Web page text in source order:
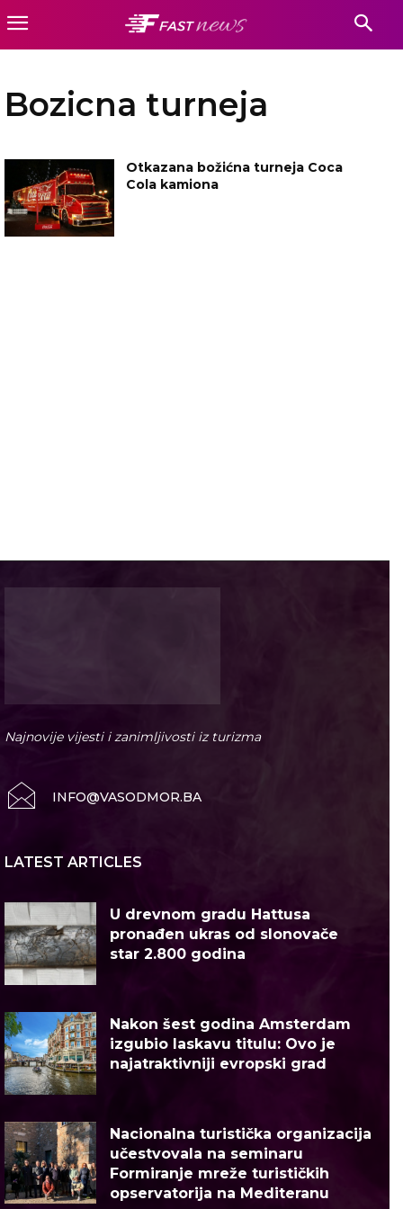
Bozicna turneja
Otkazana božićna turneja Coca
Cola kamiona
Najnovije vijesti i zanimljivosti iz turizma
INFO@VASODMOR.BA
LATEST ARTICLES
U drevnom gradu Hattusa
pronađen ukras od slonovače
star 2.800 godina
Nakon šest godina Amsterdam
izgubio laskavu titulu: Ovo je
najatraktivniji evropski grad
Nacionalna turistička organizacija
učestvovala na seminaru
Formiranje mreže turističkih
opservatorija na Mediteranu